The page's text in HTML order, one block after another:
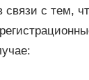
связи с тем,